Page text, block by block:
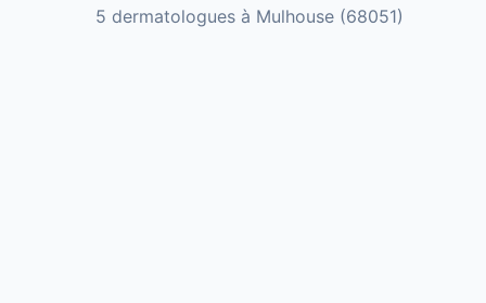
5 dermatologues à Mulhouse (68051)